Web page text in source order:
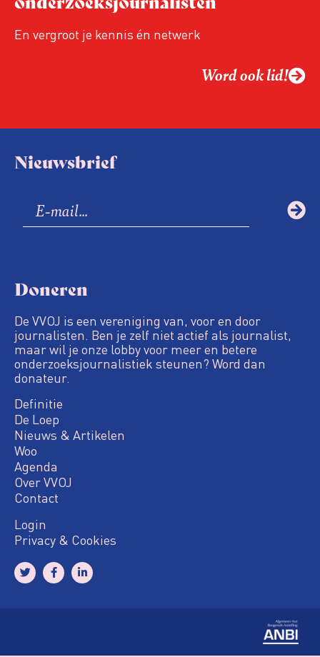
een steeds onverschilligere macht?
En vergroot je kennis én netwerk
Word ook lid!
Nieuwsbrief
Doneren
De VVOJ is een vereniging van, voor en door
journalisten. Ben je zelf niet actief als journalist,
maar wil je onze lobby voor meer en betere
onderzoeksjournalistiek steunen? Word dan
donateur.
Definitie
De Loep
Nieuws & Artikelen
Woo
Agenda
Over VVOJ
Contact
Login
Privacy & Cookies